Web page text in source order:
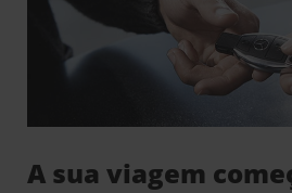
A sua viagem